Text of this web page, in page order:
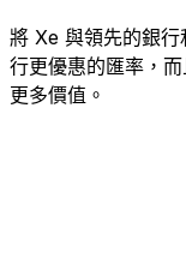
將 Xe 與領先的銀
行更優惠的匯率，
更多價值。